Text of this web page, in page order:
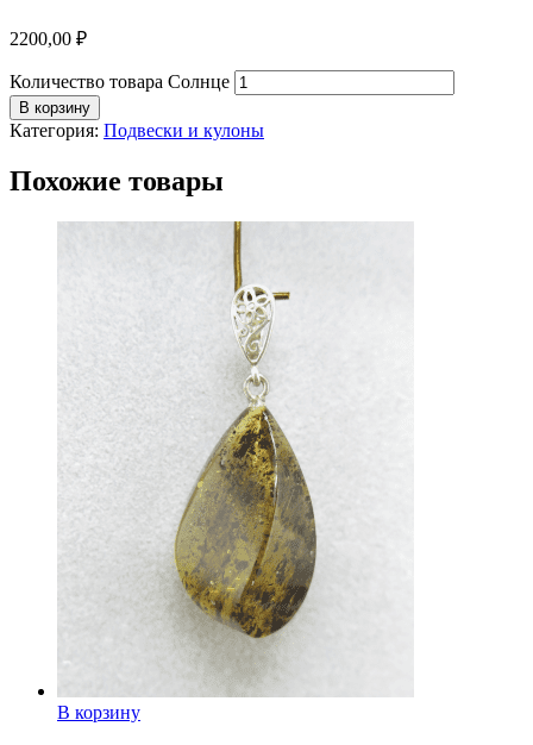
2200,00 ₽
Количество товара Солнце
В корзину
Категория: Подвески и кулоны
Похожие товары
В корзину